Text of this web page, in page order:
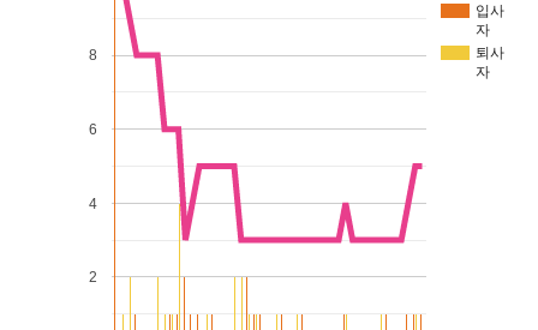
입사
자
퇴사
자
2
4
6
8